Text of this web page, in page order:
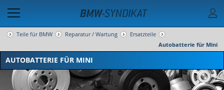
Teile für BMW Reparatur / Wartung
Ersatzteile
Autobatterie für Mini
AUTOBATTERIE FÜR MINI